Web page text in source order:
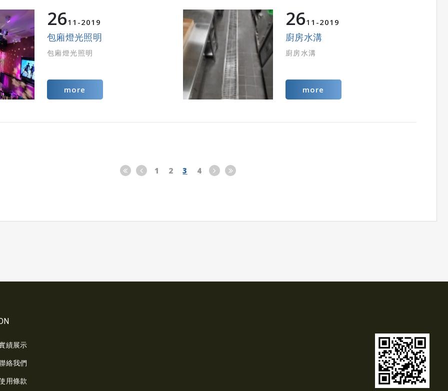
2611 2019
包廂燈光照明
包廂燈光照明
more
2611 2019
廚房水溝
廚房水溝
more
1 2 3 4
績展示
絡我們
用條款